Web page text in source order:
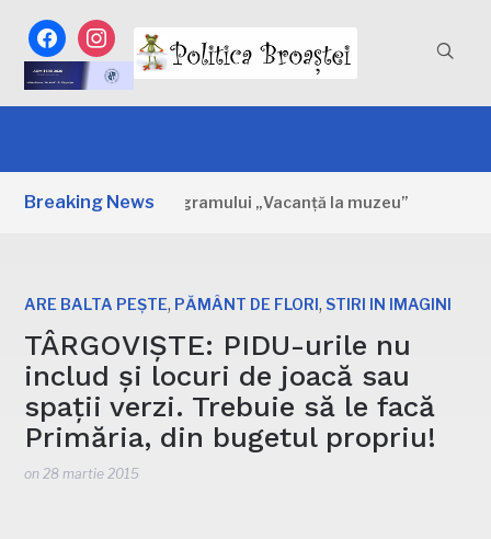
facebookinstagram
Breaking News
zile ale programului „Vacanță la muzeu”
ARE BALTA PEȘTE, PĂMÂNT DE FLORI, STIRI IN IMAGINI
TÂRGOVIȘTE: PIDU-urile nu
includ și locuri de joacă sau
spații verzi. Trebuie să le facă
Primăria, din bugetul propriu!
on 28 martie 2015